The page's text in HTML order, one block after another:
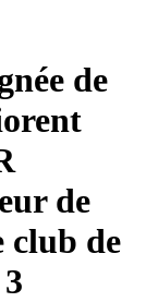
de
de
club de